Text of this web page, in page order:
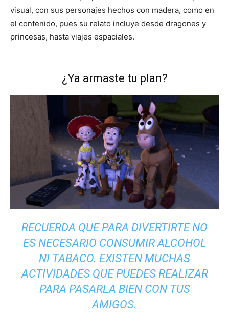
visual, con sus personajes hechos con madera, como en
el contenido, pues su relato incluye desde dragones y
princesas, hasta viajes espaciales.
¿Ya armaste tu plan?
RECUERDA QUE PARA DIVERTIRTE NO
ES NECESARIO CONSUMIR ALCOHOL
NI TABACO. EXISTEN MUCHAS
ACTIVIDADES QUE PUEDES REALIZAR
PARA PASARLA BIEN CON TUS
AMIGOS.